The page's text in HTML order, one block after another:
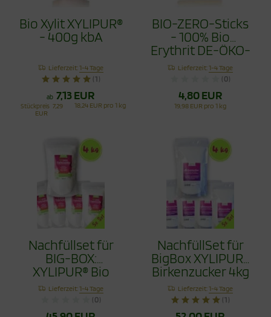
Bio Xylit XYLIPUR®
- 400g kbA
Lieferzeit:1-4 Tage
(1)
ab 7,13 EUR
Stückpreis 7,29
EUR
18,24 EUR pro 1 kg
BIO-ZERO-Sticks
- 100% Bio
Erythrit DE-ÖKO-
037 XYLIPUR®
120g
Lieferzeit:1-4 Tage
(0)
4,80 EUR
19,98 EUR pro 1 kg
Nachfüllset für
BIG-BOX:
XYLIPUR® Bio
Zero Erythrit 4 Kg
Lieferzeit:1-4 Tage
(0)
NachfüllSet für
BigBox XYLIPUR®
Birkenzucker 4kg
- Xylit aus
Finnland
Lieferzeit:1-4 Tage
(1)